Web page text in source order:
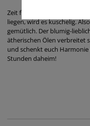
Zeit für Liebe! Wenn
liegen, wird es kuschelig.
gemütlich. Der blumig-
ätherischen Ölen verbreitet
und schenkt euch
Stunden daheim!